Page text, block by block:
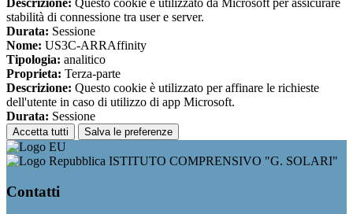
Descrizione: Questo cookie è utilizzato da Microsoft per assicurare
stabilità di connessione tra user e server.
Durata: Sessione
Nome: US3C-ARRAffinity
Tipologia: analitico
Proprieta: Terza-parte
Descrizione: Questo cookie è utilizzato per affinare le richieste
dell'utente in caso di utilizzo di app Microsoft.
Durata: Sessione
Accetta tutti Salva le preferenze
ISTITUTO COMPRENSIVO "G. SOLARI"
Contatti